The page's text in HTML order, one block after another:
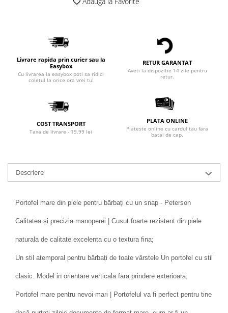
Livrare rapida prin curier sau la
Easybox
Cu livrarea la easybox poti sa ridici
coletul la orice ora vrei tu!
RETUR GARANTAT
Aveti la dispozitie 14 zile pentru
retur.
COST TRANSPORT
Taxa de livrare - 19.99 lei
PLATA ONLINE
Plateste online cu cardul tau fara
batai de cap.
Descriere
Portofel mare din piele pentru bărbați cu un snap - Peterson
Calitatea și precizia manoperei | Cusut foarte rezistent din piele
naturala de calitate excelenta cu o textura fina;
Un stil atemporal pentru bărbați de toate vârstele Un portofel cu stil
clasic. Model in orientare verticala fara prindere exterioara;
Portofel mare pentru nevoi mari | Portofelul va fi perfect pentru tine